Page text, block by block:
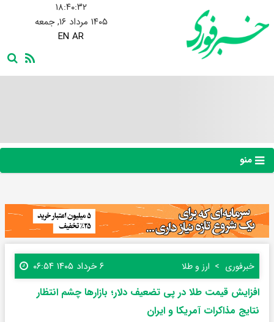
۱۸:۴۰:۳۳
۱۴۰۵ مرداد ۱۶, جمعه
EN AR
منو
خبرفوری ارز و طلا ۶ خرداد ۱۴۰۵ ۰۶:۵۴
افزایش قیمت طلا در پی تضعیف دلار؛ بازارها چشم انتظار
نتایج مذاکرات آمریکا و ایران